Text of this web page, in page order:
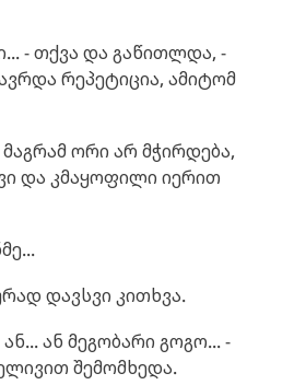
- თქვა და გაწითლდა, -
რეპეტიცია, ამიტომ
ორი არ მჭირდება,
და კმაყოფილი იერით
დავსვი კითხვა.
ან... ან მეგობარი გოგო... -
შემომხედა.